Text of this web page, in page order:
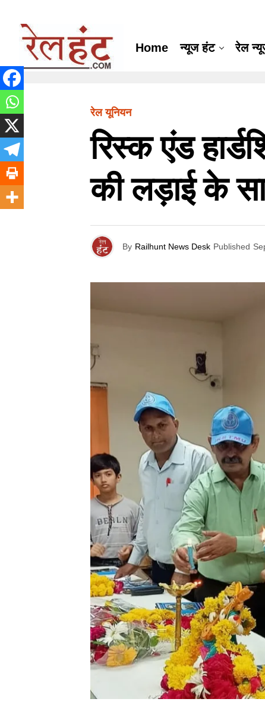
Home न्यूज हंट रेल
रेल यूनियन
रिस्क एंड
की लड़ाई के
By Railhunt News Desk Published